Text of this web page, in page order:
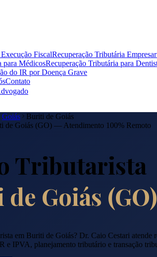
FiscalRecuperação Tributária
para MédicosRecuperação Tributária para
do IR por Doença Grave
Contato
Goiás
Buriti de Goiás
de Goiás (GO) — Atendimento 100% Remoto
Tributarista
Goiás (GO)
em Buriti de Goiás? Dr. Caio Cestari atende
e IPVA, planejamento tributário e transação